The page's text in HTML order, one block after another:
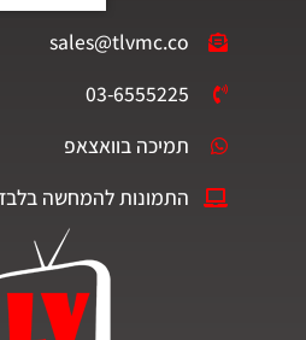
sales@tlvmc.co
03-6555225
תמיכה בוואצאפ
התמונות להמחשה בלבד ט.ל.ח